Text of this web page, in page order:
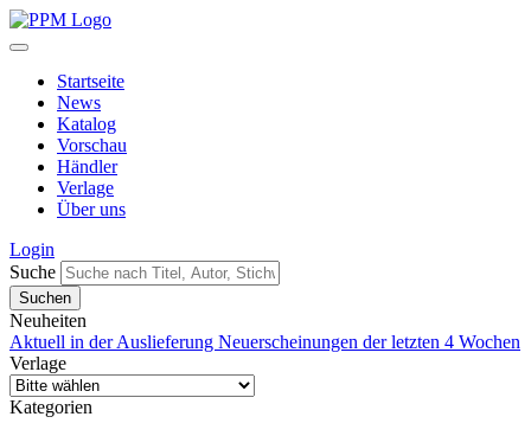
Startseite
News
Katalog
Vorschau
Händler
Verlage
Über uns
Login
Suche
Neuheiten
Aktuell in der Auslieferung Neuerscheinungen der letzten 4 Wochen
Verlage
Kategorien